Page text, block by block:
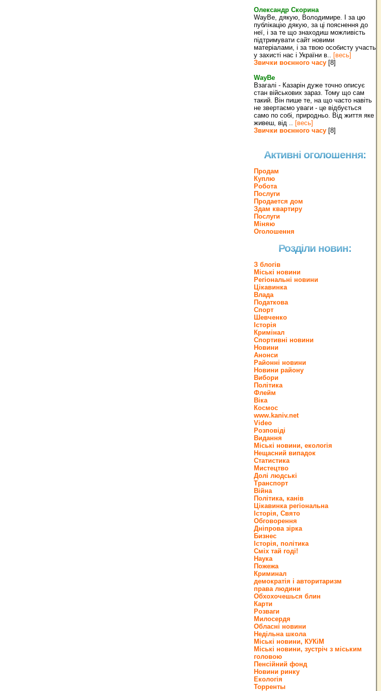
Олександр Скорина
WayBe, дякую, Володимире. І за цю
публікацію дякую, за ці пояснення до
неї, і за те що знаходиш можливість
підтримувати сайт новими
матеріалами, і за твою особисту участь
у захисті нас і України в.. [весь]
Звички воєнного часу [8]
WayBe
Взагалі - Казарін дуже точно описує
стан військових зараз. Тому що сам
такий. Він пише те, на що часто навіть
не звертаємо уваги - це відбується
само по собі, природньо. Від життя яке
живеш, від .. [весь]
Звички воєнного часу [8]
Активні оголошення:
Продам
Куплю
Робота
Послуги
Продается дом
Здам квартиру
Послуги
Міняю
Оголошення
Розділи новин:
З блогів
Міські новини
Регіональні новини
Цікавинка
Влада
Податкова
Спорт
Шевченко
Історія
Кримінал
Спортивні новини
Новини
Анонси
Районні новини
Новини району
Вибори
Політика
Флейм
Віка
Космос
www.kaniv.net
Video
Розповіді
Видання
Міські новини, екологія
Нещасний випадок
Статистика
Мистецтво
Долі людські
Транспорт
Війна
Політика, канів
Цікавинка регіональна
Історія, Свято
Обговорення
Дніпрова зірка
Бизнес
Історія, політика
Сміх тай годі!
Наука
Пожежа
Криминал
демократія і авторитаризм
права людини
Обхохочешься блин
Карти
Розваги
Милосердя
Обласні новини
Недільна школа
Міські новини, КУКіМ
Міські новини, зустріч з міським
головою
Пенсійний фонд
Новини ринку
Екологія
Торренты